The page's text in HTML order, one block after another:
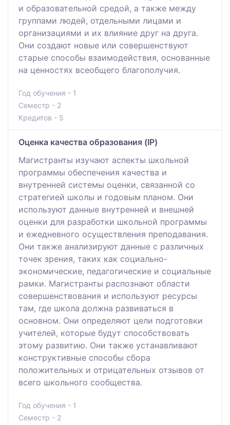
и образовательной средой, а также между
группами людей, отдельными лицами и
организациями и их влияние друг на друга.
Они создают новые или совершенствуют
старые способы взаимодействия, основанные
на ценностях всеобщего благополучия.
Год обучения - 1
Семестр - 2
Кредитов - 5
Оценка качества образования (IP)
Магистранты изучают аспекты школьной
программы обеспечения качества и
внутренней системы оценки, связанной со
стратегией школы и годовым планом. Они
используют данные внутренней и внешней
оценки для разработки школьной программы
и ежедневного осуществления преподавания.
Они также анализируют данные с различных
точек зрения, таких как социально-
экономические, педагогические и социальные
рамки. Магистранты распознают области
совершенствования и используют ресурсы
там, где школа должна развиваться в
основном. Они определяют цели подготовки
учителей, которые будут способствовать
этому развитию. Они также устанавливают
конструктивные способы сбора
положительных и отрицательных отзывов от
всего школьного сообщества.
Год обучения - 1
Семестр - 2